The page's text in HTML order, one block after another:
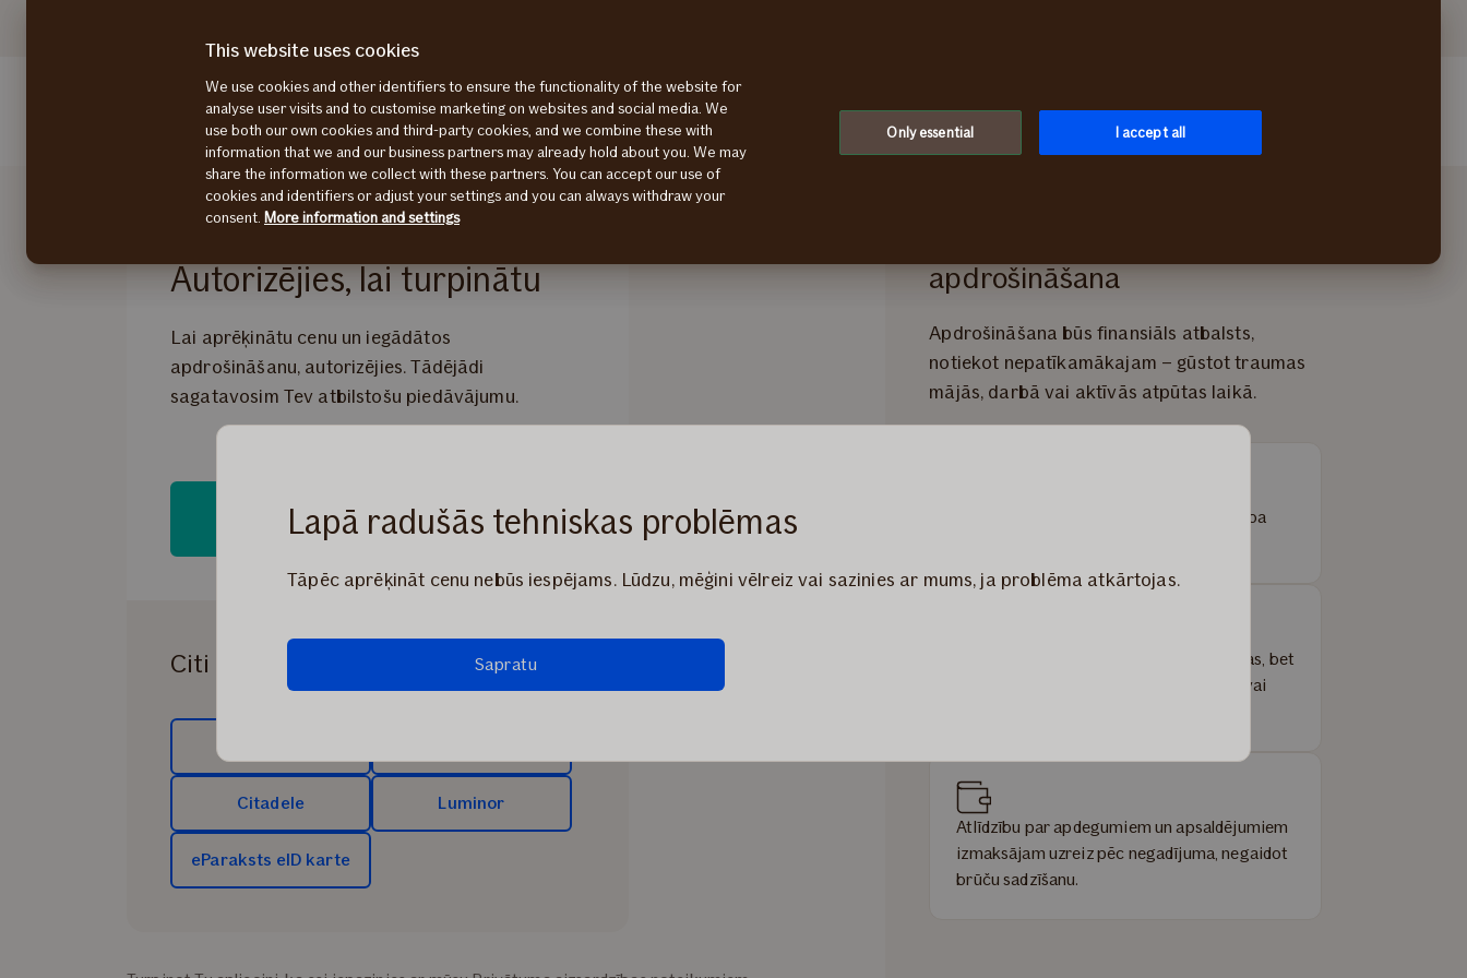
Apdrošināšana Pieteikt atlīdzībuKontakti
Autorizējies, lai turpinātu
Lai aprēķinātu cenu un iegādātos
apdrošināšanu, autorizējies. Tādējādi
sagatavosim Tev atbilstošu piedāvājumu.
Citi veidi
Citadele Luminor
eParaksts eID karte
apdrošināšana
Apdrošināšana būs finansiāls atbalsts,
notiekot nepatīkamākajam – gūstot traumas
mājās, darbā vai aktīvās atpūtas laikā.
Lēmumu par atlīdzību pieņemam 10 darba
Atlīdzināsim ne tikai ārstēšanās izmaksas, bet
arī nokļūšanu slimnīcā pēc negadījuma vai
Atlīdzību par apdegumiem un apsaldējumiem
izmaksājam uzreiz pēc negadījuma, negaidot
brūču sadzīšanu.
This website uses cookies
We use cookies and other identifiers to ensure the functionality of the website for
analyse user visits and to customise marketing on websites and social media. We
use both our own cookies and third-party cookies, and we combine these with
information that we and our business partners may already hold about you. We may
share the information we collect with these partners. You can accept our use of
cookies and identifiers or adjust your settings and you can always withdraw your
consent. More information and settings
Only essential I accept all
Lapā radušās tehniskas problēmas
Tāpēc aprēķināt cenu nebūs iespējams. Lūdzu, mēģini vēlreiz vai sazinies ar mums, ja problēma atkārtojas.
Sapratu